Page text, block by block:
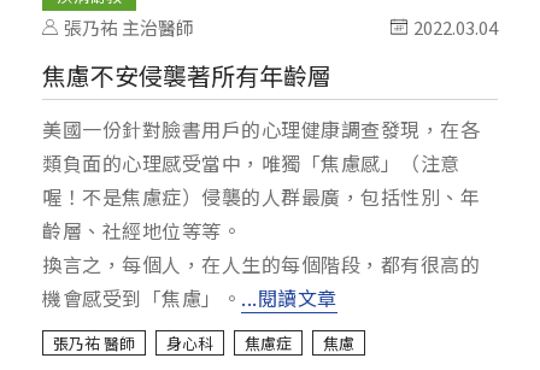
張乃祐 主治醫師 2022.03.04
焦慮不安侵襲著所有年齡層
美國一份針對臉書用戶的心理健康調查發現，在各
類負面的心理感受當中，唯獨「焦慮感」（注意
喔！不是焦慮症）侵襲的人群最廣，包括性別、年
齡層、社經地位等等。
換言之，每個人，在人生的每個階段，都有很高的
機會感受到「焦慮」。 ...閱讀文章
張乃祐 醫師 身心科 焦慮症 焦慮